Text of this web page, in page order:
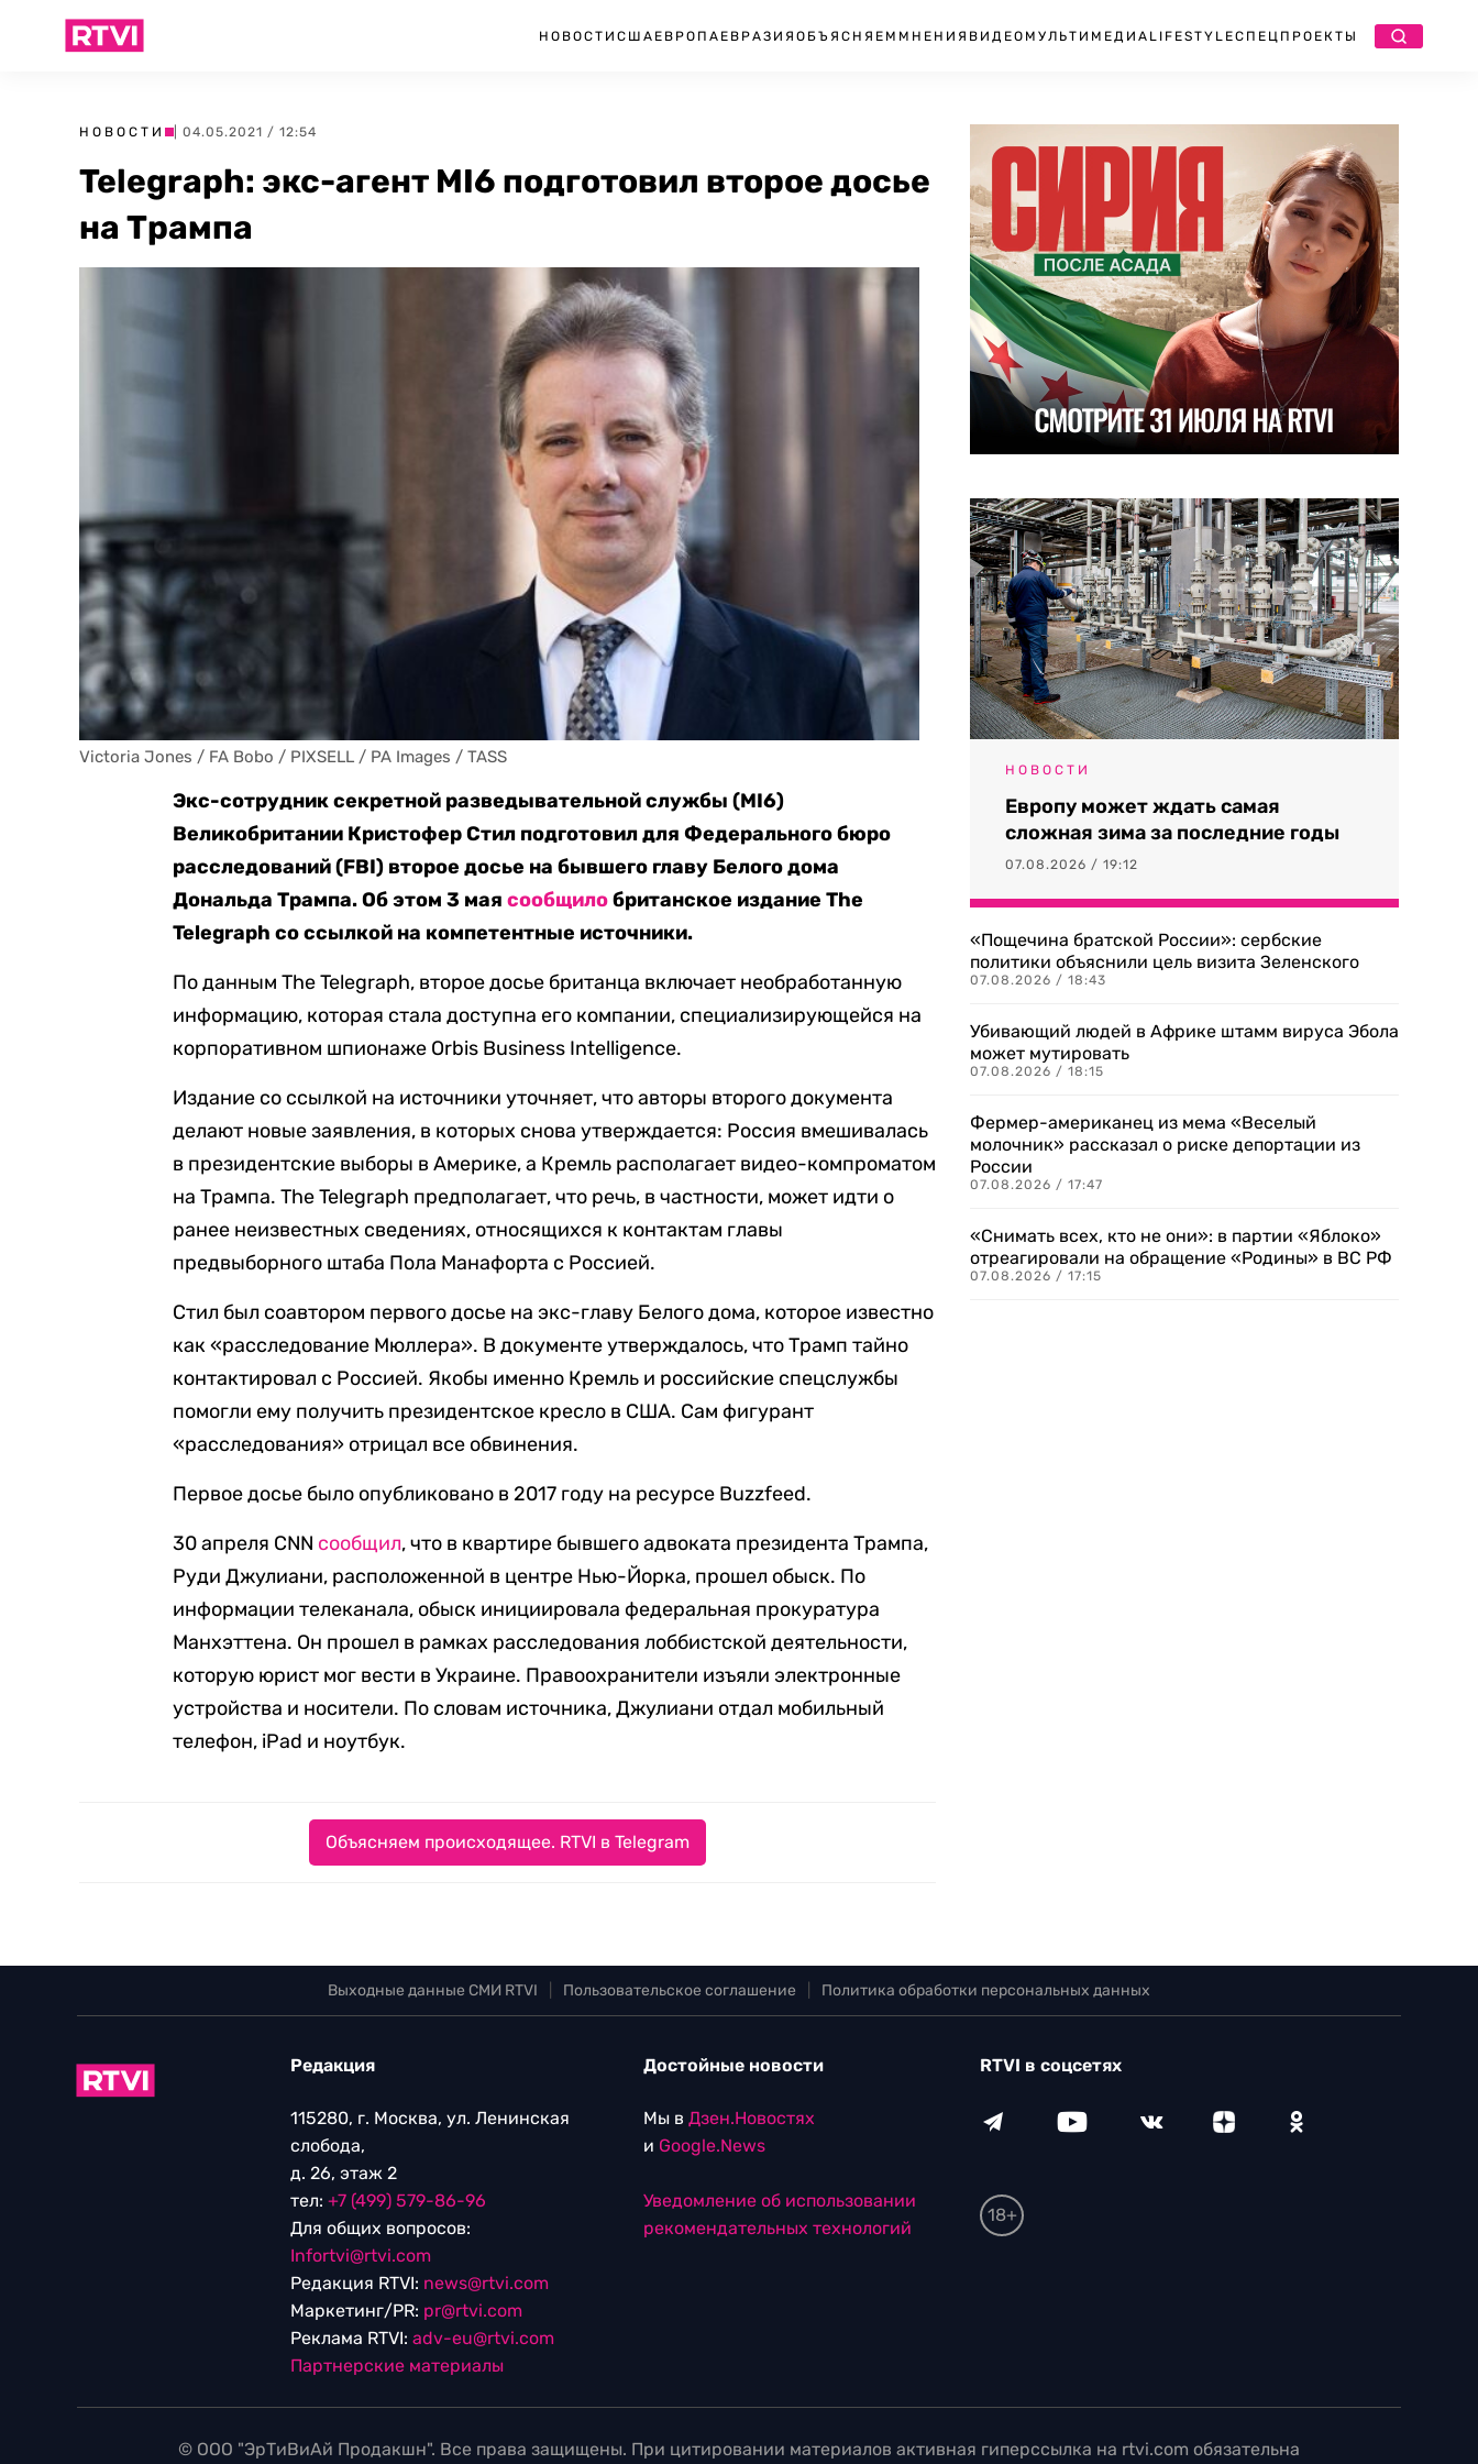
НОВОСТИ США ЕВРОПА ЕВРАЗИЯ ОБЪЯСНЯЕМ МНЕНИЯ ВИДЕО МУЛЬТИМЕДИА LIFESTYLEСПЕЦПРОЕКТЫ
НОВОСТИ | 04.05.2021 / 12:54
Telegraph: экс-агент MI6 подготовил второе досье
на Трампа
Victoria Jones / FA Bobo / PIXSELL / PA Images / TASS
Экс-сотрудник секретной разведывательной службы (MI6)
Великобритании Кристофер Стил подготовил для Федерального бюро
расследований (FBI) второе досье на бывшего главу Белого дома
Дональда Трампа. Об этом 3 маясообщилобританское издание The
Telegraph со ссылкой на компетентные источники.
По данным The Telegraph, второе досье британца включает необработанную
информацию, которая стала доступна его компании, специализирующейся на
корпоративном шпионаже Orbis Business Intelligence.
Издание со ссылкой на источники уточняет, что авторы второго документа
делают новые заявления, в которых снова утверждается: Россия вмешивалась
в президентские выборы в Америке, а Кремль располагает видео-компроматом
на Трампа. The Telegraph предполагает, что речь, в частности, может идти о
ранее неизвестных сведениях, относящихся к контактам главы
предвыборного штаба Пола Манафорта с Россией.
Стил был соавтором первого досье на экс-главу Белого дома, которое известно
как «расследование Мюллера». В документе утверждалось, что Трамп тайно
контактировал с Россией. Якобы именно Кремль и российские спецслужбы
помогли ему получить президентское кресло в США. Сам фигурант
«расследования» отрицал все обвинения.
Первое досье было опубликовано в 2017 году на ресурсе Buzzfeed.
30 апреля CNN сообщил, что в квартире бывшего адвоката президента Трампа,
Руди Джулиани, расположенной в центре Нью-Йорка, прошел обыск. По
информации телеканала, обыск инициировала федеральная прокуратура
Манхэттена. Он прошел в рамках расследования лоббистской деятельности,
которую юрист мог вести в Украине. Правоохранители изъяли электронные
устройства и носители. По словам источника, Джулиани отдал мобильный
телефон, iPad и ноутбук.
Объясняем происходящее. RTVI в Telegram
НОВОСТИ
Европу может ждать самая
сложная зима за последние годы
07.08.2026 / 19:12
«Пощечина братской России»: сербские
политики объяснили цель визита Зеленского
07.08.2026 / 18:43
Убивающий людей в Африке штамм вируса Эбола
может мутировать
07.08.2026 / 18:15
Фермер-американец из мема «Веселый
молочник» рассказал о риске депортации из
России
07.08.2026 / 17:47
«Снимать всех, кто не они»: в партии «Яблоко»
отреагировали на обращение «Родины» в ВС РФ
07.08.2026 / 17:15
Выходные данные СМИ RTVI Пользовательское соглашение Политика обработки персональных данных
Редакция
115280, г. Москва, ул. Ленинская
слобода,
д. 26, этаж 2
тел: +7 (499) 579-86-96
Для общих вопросов:
Infortvi@rtvi.com
Редакция RTVI: news@rtvi.com
Маркетинг/PR: pr@rtvi.com
Реклама RTVI: adv-eu@rtvi.com
Партнерские материалы
Достойные новости
Мы в Дзен.Новостях
и Google.News
Уведомление об использовании
рекомендательных технологий
RTVI в соцсетях
18+
© ООО "ЭрТиВиАй Продакшн". Все права защищены. При цитировании материалов активная гиперссылка на rtvi.com обязательна